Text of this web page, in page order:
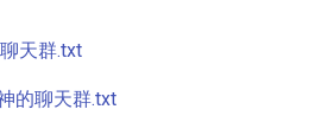
天群.txt
的聊天群.txt